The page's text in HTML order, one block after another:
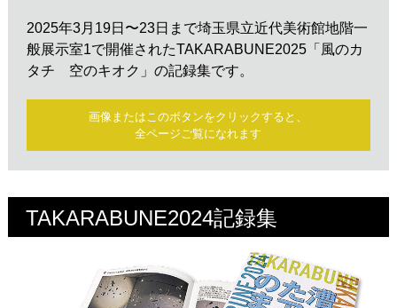
2025年3月19日〜23日まで埼玉県立近代美術館地階一
般展示室1で開催されたTAKARABUNE2025「風のカ
タチ 空のキオク」の記録集です。
画像またはこのボタンをクリックすると、
全ページご覧になれます
TAKARABUNE2024記録集